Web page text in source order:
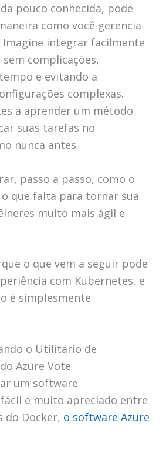
pouco conhecida, pode
como você gerencia
Imagine integrar facilmente
sem complicações,
e evitando a
complexas.
a aprender um método
suas tarefas no
nunca antes.
passo a passo, como o
que falta para tornar sua
muito mais ágil e
o que vem a seguir pode
com Kubernetes, e
é simplesmente
o Utilitário de
Azure Vote
um software
e muito apreciado entre
do Docker, o software Azure